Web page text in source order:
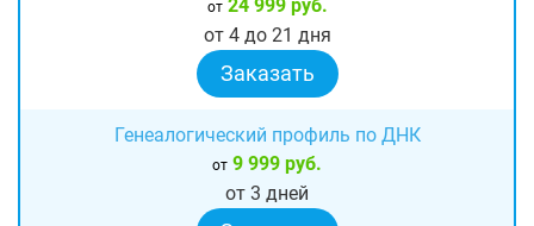
от24 999 руб.
от 4 до 21 дня
Заказать
Генеалогический профиль по ДНК
от 9 999 руб.
от 3 дней